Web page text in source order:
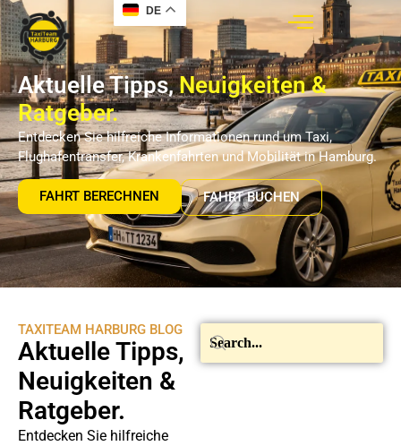
DE
Aktuelle Tipps,Neuigkeiten &
Ratgeber.
Entdecken Sie hilfreiche Informationen rund um Taxi,
Flughafentransfer, Krankenfahrten und Mobilität in Hamburg.
FAHRT BERECHNEN FAHRT BUCHEN
TAXITEAM HARBURG BLOG
Aktuelle Tipps,
Neuigkeiten &
Ratgeber.
Entdecken Sie hilfreiche